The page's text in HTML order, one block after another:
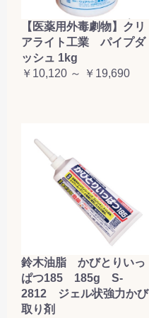
【医薬用外毒劇物】クリ
アライト工業 パイプダ
ッシュ 1kg
￥10,120 ～ ￥19,690
鈴木油脂 かびとりいっ
ぱつ185 185g S-
2812 ジェル状強力かび
取り剤